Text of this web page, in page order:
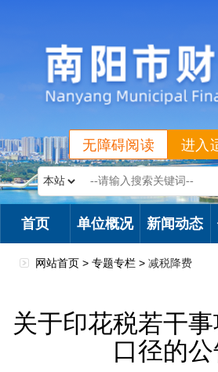
进入
无障碍阅读
首页 单位概况 新闻动态
网站首页 > 专题专栏 > 减税降费
关于印花税若干
口径的